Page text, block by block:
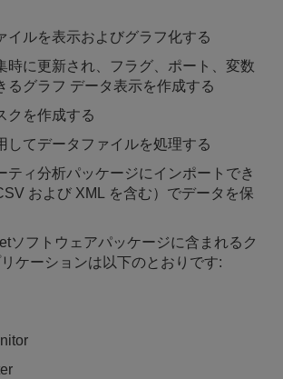
イルを表示およびグラフ化する
時に更新され、フラグ、ポート、変数
るグラフ データ表示を作成する
クを作成する
してデータファイルを処理する
ティ分析パッケージにインポートでき
および XML を含む）でデータを保
ソフトウェアパッケージに含まれるク
ケーションは以下のとおりです: